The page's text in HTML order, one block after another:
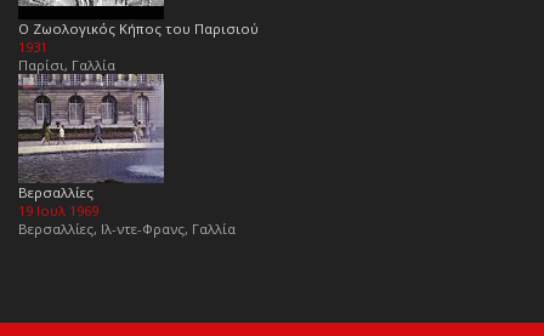
Ο Ζωολογικός Κήπος του Παρισιού
1931
Παρίσι, Γαλλία
Βερσαλλίες
19 Ιουλ 1969
Βερσαλλίες, Ιλ-ντε-Φρανς, Γαλλία